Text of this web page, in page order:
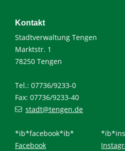
Kontakt
Stadtverwaltung Tengen
Marktstr. 1
78250 Tengen
Tel.: 07736/9233-0
Fax: 07736/9233-40
stadt@tengen.de
*ib*facebook*ib*
Facebook